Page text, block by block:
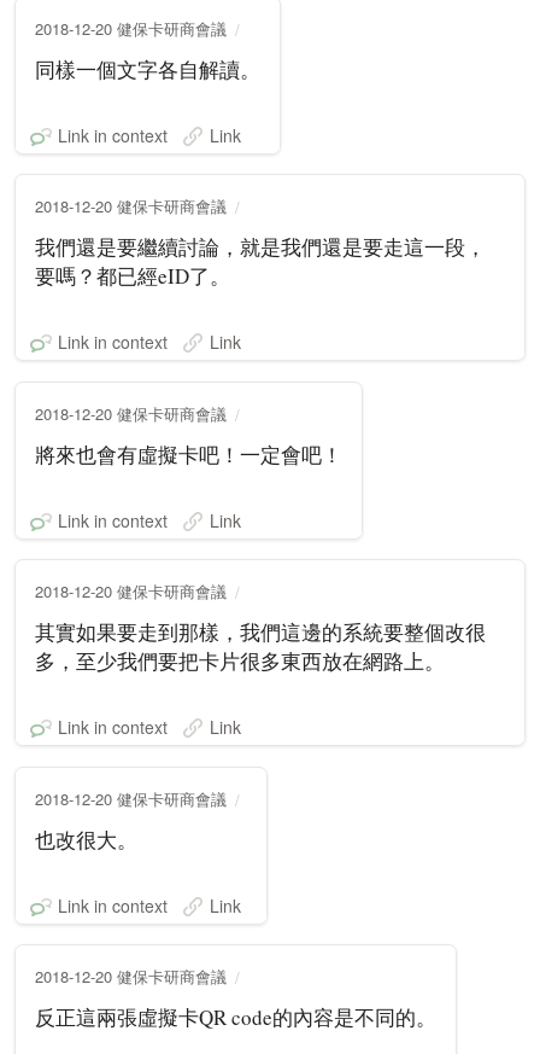
2018-12-20 健保卡研商會議
同樣一個文字各自解讀。
Link in context Link
2018-12-20 健保卡研商會議
我們還是要繼續討論，就是我們還是要走這一段，
要嗎？都已經eID了。
Link in context Link
2018-12-20 健保卡研商會議
將來也會有虛擬卡吧！一定會吧！
Link in context Link
2018-12-20 健保卡研商會議
其實如果要走到那樣，我們這邊的系統要整個改很
多，至少我們要把卡片很多東西放在網路上。
Link in context Link
2018-12-20 健保卡研商會議
也改很大。
Link in context Link
2018-12-20 健保卡研商會議
反正這兩張虛擬卡QR code的內容是不同的。